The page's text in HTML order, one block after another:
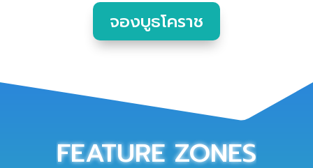
จองบูธโคราช
FEATURE ZONES